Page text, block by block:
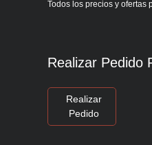
Todos los precios y ofertas
Realizar Pedido
Realizar
Pedido